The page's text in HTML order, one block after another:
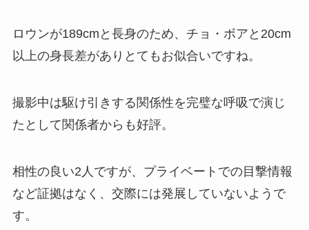
ロウンが189cmと長身のため、チョ・ボアと20cm
以上の身長差がありとてもお似合いですね。
撮影中は駆け引きする関係性を完璧な呼吸で演じ
たとして関係者からも好評。
相性の良い2人ですが、プライベートでの目撃情報
など証拠はなく、交際には発展していないようで
す。